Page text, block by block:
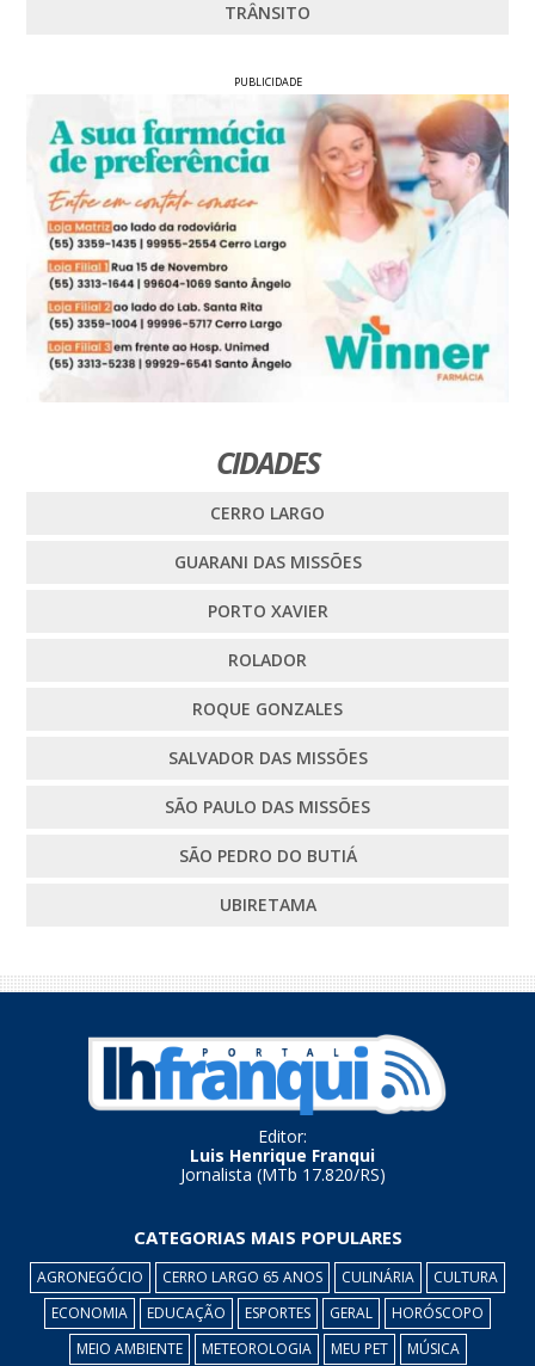
TRÂNSITO
PUBLICIDADE
CIDADES
CERRO LARGO
GUARANI DAS MISSÕES
PORTO XAVIER
ROLADOR
ROQUE GONZALES
SALVADOR DAS MISSÕES
SÃO PAULO DAS MISSÕES
SÃO PEDRO DO BUTIÁ
UBIRETAMA
Editor:
Luis Henrique Franqui
Jornalista (MTb 17.820/RS)
CATEGORIAS MAIS POPULARES
AGRONEGÓCIO CERRO LARGO 65 ANOS CULINÁRIA
CULTURA
ECONOMIA
EDUCAÇÃO ESPORTES GERAL
HORÓSCOPO
MEIO AMBIENTE
METEOROLOGIA MEU PET MÚSICA